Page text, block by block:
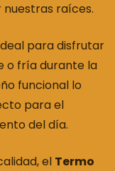
raíces.
para disfrutar
o fría durante la
funcional lo
para el
del día.
el Termo